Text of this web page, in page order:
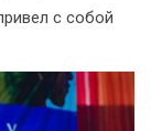
с собой